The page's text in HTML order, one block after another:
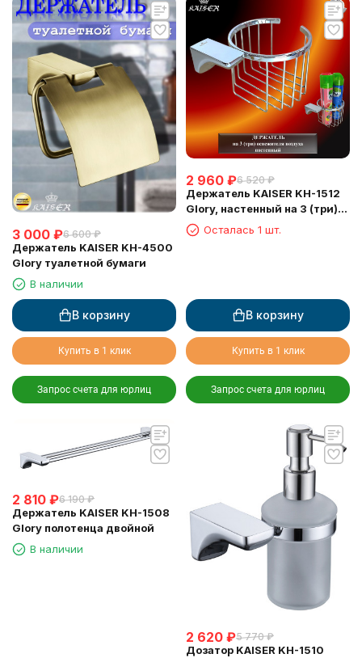
3 000 ₽6 600 ₽
Держатель KAISER KH-4500
Glory туалетной бумаги
В наличии
В корзину
Купить в 1 клик
Запрос счета для юрлиц
2 960 ₽6 520 ₽
Держатель KAISER KH-1512
Glory, настенный на 3 (три)
освежителя воздуха
Осталась 1 шт.
В корзину
Купить в 1 клик
Запрос счета для юрлиц
2 810 ₽6 190 ₽
Держатель KAISER KH-1508
Glory полотенца двойной
В наличии
2 620 ₽5 770 ₽
Дозатор KAISER KH-1510